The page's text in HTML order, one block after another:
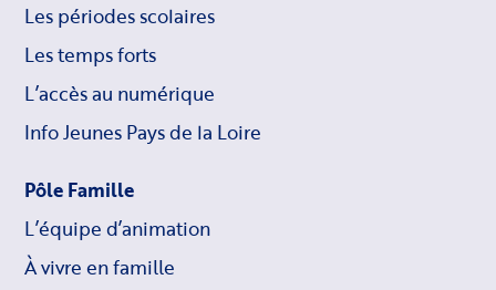
Les périodes scolaires
Les temps forts
L’accès au numérique
Info Jeunes Pays de la Loire
Pôle Famille
L’équipe d’animation
À vivre en famille